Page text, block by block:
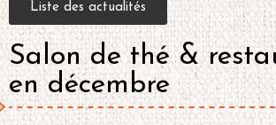
Liste des actualités
Salon de thé &
en décembre